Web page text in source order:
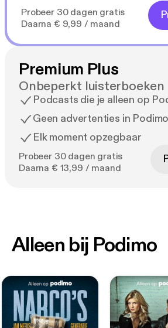
Probeer 30 dagen gratis
Daarna € 9,99 / maand
Premium Plus
Onbeperkt luisterboeken
Podcasts die je alleen op
Geen advertenties in
Elk moment opzegbaar
Probeer 30 dagen gratis
Daarna € 13,99 / maand
Alleen bij Podimo